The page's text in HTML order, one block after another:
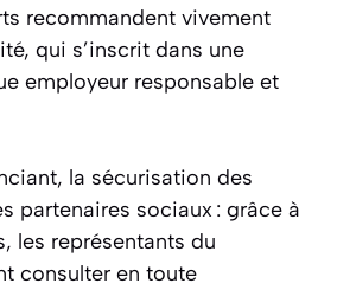
recommandent vivement
qui s’inscrit dans une
employeur responsable et
la sécurisation des
partenaires sociaux : grâce à
les représentants du
consulter en toute